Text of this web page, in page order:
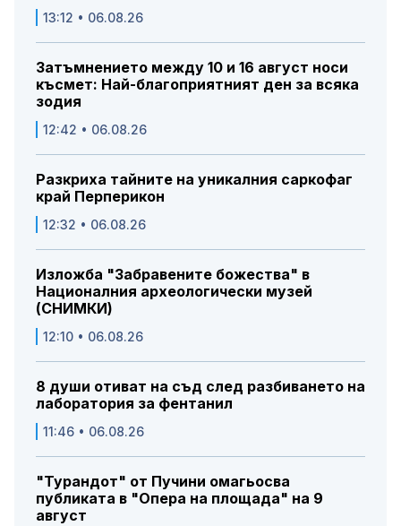
13:12 • 06.08.26
Затъмнението между 10 и 16 август носи
късмет: Най-благоприятният ден за всяка
зодия
12:42 • 06.08.26
Разкриха тайните на уникалния саркофаг
край Перперикон
12:32 • 06.08.26
Изложба "Забравените божества" в
Националния археологически музей
(СНИМКИ)
12:10 • 06.08.26
8 души отиват на съд след разбиването на
лаборатория за фентанил
11:46 • 06.08.26
"Турандот" от Пучини омагьосва
публиката в "Опера на площада" на 9
август